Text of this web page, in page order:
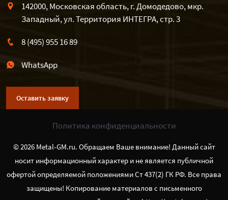
142000, Московская область, г. Домодедово, мкр.
Западный, ул. Территория ИНТЕГРА, стр. 3
8 (495) 955 16 89
WhatsApp
Оставить заявку
Политика конфиденциальности
© 2026 Metal-GM.ru. Обращаем Ваше внимание! Данный сайт
носит информационный характер и не является публичной
офертой определяемой положениями Ст 437(2) ГК РФ. Все права
защищены! Копирование материалов с письменного